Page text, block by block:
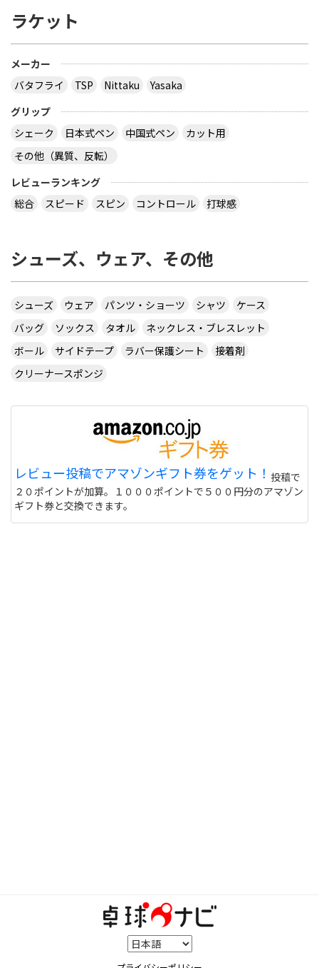
ラケット
メーカー
バタフライ
TSP Nittaku
Yasaka
グリップ
シェーク
日本式ペン 中国式ペン
カット用
その他（異質、反転）
レビューランキング
総合
スピード スピン コントロール 打球感
シューズ、ウェア、その他
シューズ ウェア パンツ・ショーツ シャツ
ケース
バッグ
ソックス タオル
ネックレス・ブレスレット
ボール
サイドテープ ラバー保護シート
接着剤
クリーナースポンジ
レビュー投稿でアマゾンギフト券をゲット！ 投稿で
２０ポイントが加算。１０００ポイントで５００円分のアマゾン
ギフト券と交換できます。